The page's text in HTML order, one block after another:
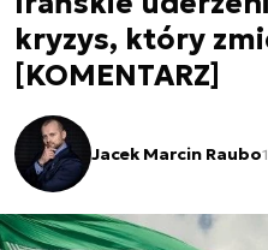
kryzys, który
[KOMENTARZ]
Jacek Marcin Raubo